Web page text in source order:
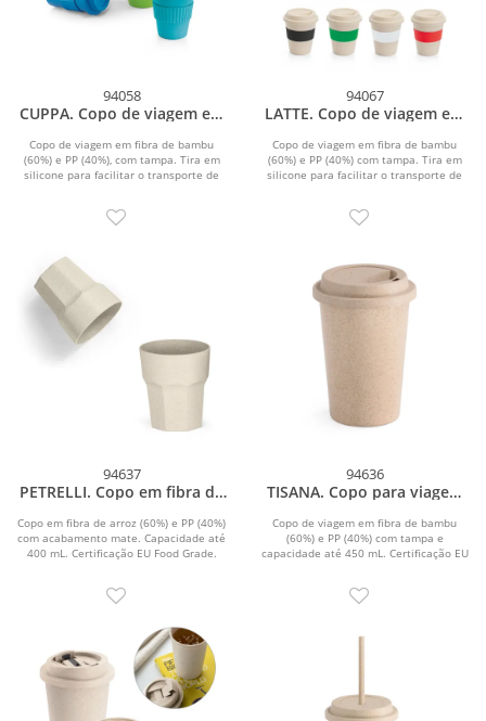
94058
CUPPA. Copo de viagem em
(40%) com tampa
Copo de viagem em fibra de bambu
(60%) e PP (40%), com tampa. Tira em
silicone para facilitar o transporte de
94067
LATTE. Copo de viagem em
(40%) com tampa (380 mL)
Copo de viagem em fibra de bambu
(60%) e PP (40%) com tampa. Tira em
silicone para facilitar o transporte de
94637
PETRELLI. Copo em fibra de
mL)
Copo em fibra de arroz (60%) e PP (40%)
com acabamento mate. Capacidade até
400 mL. Certificação EU Food Grade.
94636
TISANA. Copo para viagem
PP (40%) (450 mL)
Copo de viagem em fibra de bambu
(60%) e PP (40%) com tampa e
capacidade até 450 mL. Certificação EU